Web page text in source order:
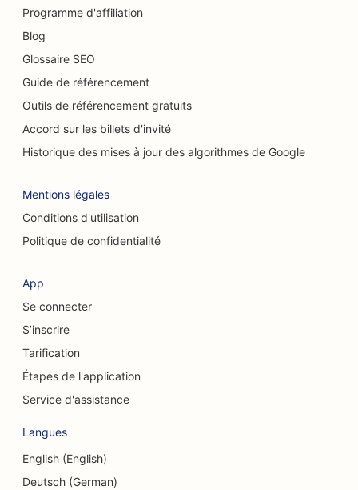
SEO pour les magasins de tapis et de
SEO pour les stations-service
SEO pour les concessionnaires automobiles
SEO pour les services de nettoyage
SEO pour les chiropracteurs
SEO pour les cafés à chats
Référencement pour les services de peeling
chimique
SEO pour les chirurgiens craniofaciaux
SEO pour les chirurgiens esthétiques
SEO pour les caisses d'épargne et de crédit
SEO pour les cabinets de conseil
Programme d'affiliation
Blog
Glossaire SEO
Guide de référencement
Outils de référencement gratuits
Accord sur les billets d'invité
Historique des mises à jour des algorithmes de Google
Mentions légales
Conditions d'utilisation
Politique de confidentialité
App
Se connecter
S’inscrire
Tarification
Étapes de l'application
Service d'assistance
Langues
English (English)
Deutsch (German)